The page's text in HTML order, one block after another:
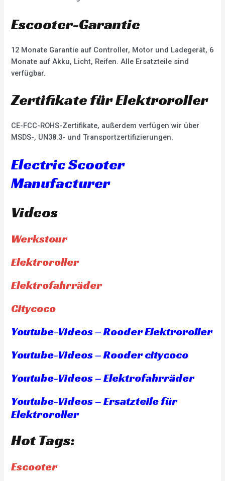
Escooter-Garantie
12 Monate Garantie auf Controller, Motor und Ladegerät, 6
Monate auf Akku, Licht, Reifen. Alle Ersatzteile sind
verfügbar.
Zertifikate für Elektroroller
CE-FCC-ROHS-Zertifikate, außerdem verfügen wir über
MSDS-, UN38.3- und Transportzertifizierungen.
Electric Scooter
Manufacturer
Videos
Werkstour
Elektroroller
Elektrofahrräder
Citycoco
Youtube-Videos – Rooder Elektroroller
Youtube-Videos – Rooder citycoco
Youtube-Videos – Elektrofahrräder
Youtube-Videos – Ersatzteile für
Elektroroller
Hot Tags:
Escooter